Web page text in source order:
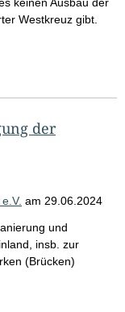
Westkreuz gibt.
der
am 29.06.2024
und
insb. zur
(Brücken)